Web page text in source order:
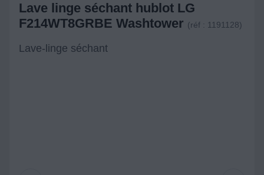
Lave linge séchant hublot LG
F214WT8GRBE Washtower (réf : 1191128)
Lave-linge séchant